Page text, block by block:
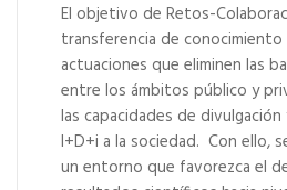
El objetivo de Retos-
transferencia de
actuaciones que eliminen las
entre los ámbitos público y
las capacidades de
I+D+i a la sociedad. Con ello,
un entorno que favorezca el